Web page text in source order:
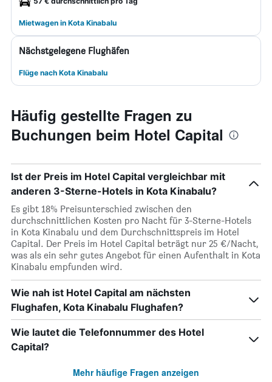
Mietwagen in Kota Kinabalu
Nächstgelegene Flughäfen
Flüge nach Kota Kinabalu
Häufig gestellte Fragen zu
Buchungen beim Hotel Capital
Ist der Preis im Hotel Capital vergleichbar mit
anderen 3-Sterne-Hotels in Kota Kinabalu?
Es gibt 18% Preisunterschied zwischen den
durchschnittlichen Kosten pro Nacht für 3-Sterne-Hotels
in Kota Kinabalu und dem Durchschnittspreis im Hotel
Capital. Der Preis im Hotel Capital beträgt nur 25 €/Nacht,
was als ein sehr gutes Angebot für einen Aufenthalt in Kota
Kinabalu empfunden wird.
Wie nah ist Hotel Capital am nächsten
Flughafen, Kota Kinabalu Flughafen?
Wie lautet die Telefonnummer des Hotel
Capital?
Mehr häufige Fragen anzeigen